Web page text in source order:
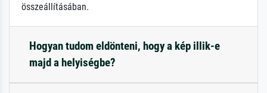
összeállításában.
Hogyan tudom eldönteni, hogy a kép illik-e
majd a helyiségbe?